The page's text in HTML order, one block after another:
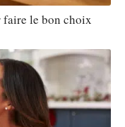
faire le bon choix